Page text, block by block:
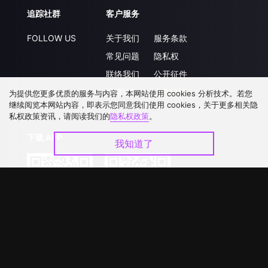
追踪社群
FOLLOW US
客户服务
关于我们
常见问题
联络我们
升级VIP
服务条款
隐私权
公开征件
合作洽談
为提供您更多优质的服务与内容，本网站使用 cookies 分析技术。若您
继续阅览本网站内容，即表示您同意我们使用 cookies，关于更多相关隐
私权政策资讯，请阅读我们的隐私权政策。
我知道了